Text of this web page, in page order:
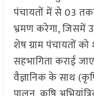
पंचायतों में से 03
भ्रमण करेगा, जिसमें
शेष ग्राम पंचायतों
सहभागिता कराई
वैज्ञानिक के साथ